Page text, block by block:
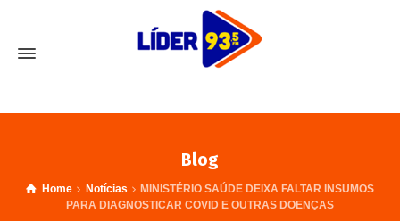
Blog
Home Notícias
MINISTÉRIO SAÚDE DEIXA FALTAR INSUMOS
PARA DIAGNOSTICAR COVID E OUTRAS DOENÇAS